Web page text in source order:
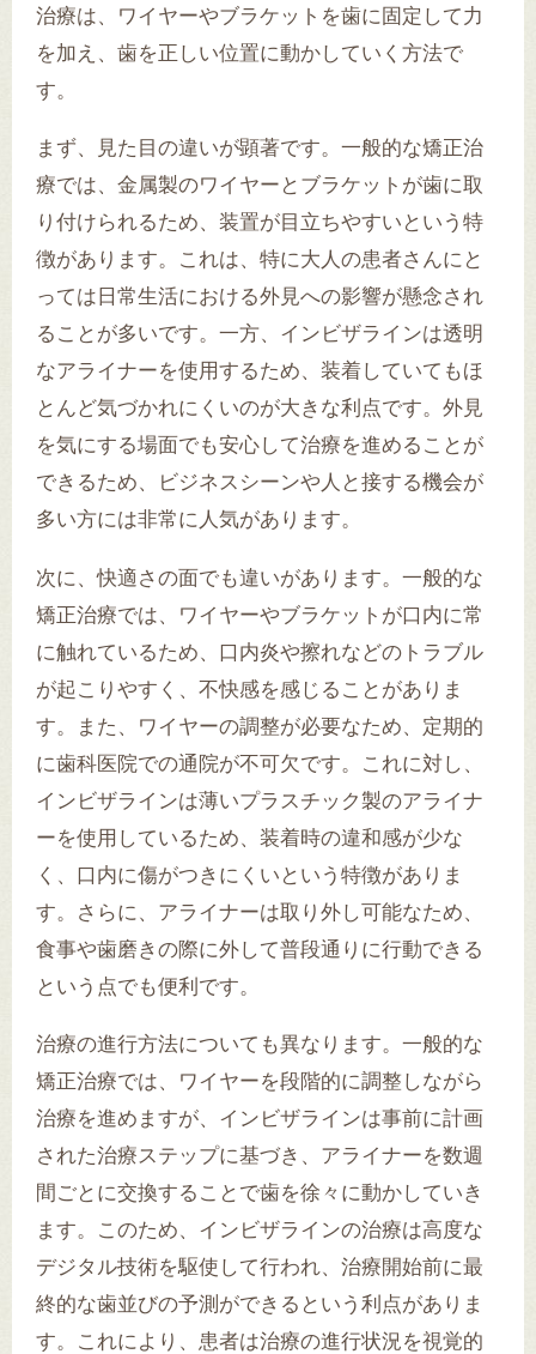
治療は、ワイヤーやブラケットを歯に固定して力
を加え、歯を正しい位置に動かしていく方法で
す。
まず、見た目の違いが顕著です。一般的な矯正治
療では、金属製のワイヤーとブラケットが歯に取
り付けられるため、装置が目立ちやすいという特
徴があります。これは、特に大人の患者さんにと
っては日常生活における外見への影響が懸念され
ることが多いです。一方、インビザラインは透明
なアライナーを使用するため、装着していてもほ
とんど気づかれにくいのが大きな利点です。外見
を気にする場面でも安心して治療を進めることが
できるため、ビジネスシーンや人と接する機会が
多い方には非常に人気があります。
次に、快適さの面でも違いがあります。一般的な
矯正治療では、ワイヤーやブラケットが口内に常
に触れているため、口内炎や擦れなどのトラブル
が起こりやすく、不快感を感じることがありま
す。また、ワイヤーの調整が必要なため、定期的
に歯科医院での通院が不可欠です。これに対し、
インビザラインは薄いプラスチック製のアライナ
ーを使用しているため、装着時の違和感が少な
く、口内に傷がつきにくいという特徴がありま
す。さらに、アライナーは取り外し可能なため、
食事や歯磨きの際に外して普段通りに行動できる
という点でも便利です。
治療の進行方法についても異なります。一般的な
矯正治療では、ワイヤーを段階的に調整しながら
治療を進めますが、インビザラインは事前に計画
された治療ステップに基づき、アライナーを数週
間ごとに交換することで歯を徐々に動かしていき
ます。このため、インビザラインの治療は高度な
デジタル技術を駆使して行われ、治療開始前に最
終的な歯並びの予測ができるという利点がありま
す。これにより、患者は治療の進行状況を視覚的